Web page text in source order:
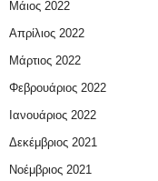
Μάιος 2022
Απρίλιος 2022
Μάρτιος 2022
Φεβρουάριος 2022
Ιανουάριος 2022
Δεκέμβριος 2021
Νοέμβριος 2021